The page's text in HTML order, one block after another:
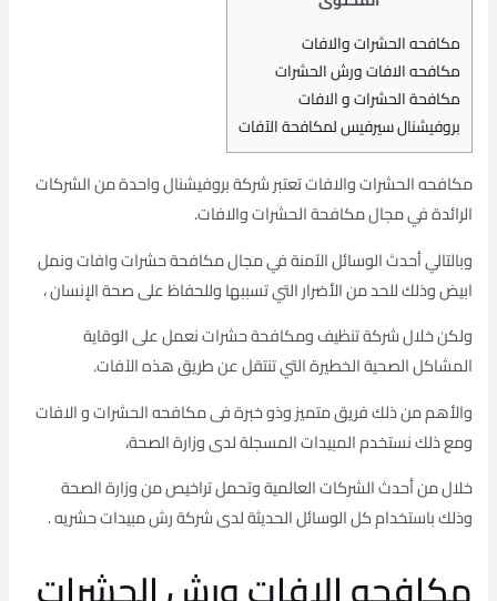
مكافحه الحشرات والافات
مكافحه الافات ورش الحشرات
مكافحة الحشرات و الافات
بروفيشنال سيرفيس لمكافحة الآفات
مكافحه الحشرات والافات تعتبر شركة بروفيشنال واحدة من الشركات
الرائدة في مجال مكافحة الحشرات والافات.
وبالتالي أحدث الوسائل الآمنة في مجال مكافحة حشرات وافات ونمل
ابيض وذلك للحد من الأضرار التي تسببها وللحفاظ على صحة الإنسان ،
ولكن خلال شركة تنظيف ومكافحة حشرات نعمل على الوقاية
المشاكل الصحية الخطيرة التي تنتقل عن طريق هذه الآفات.
والأهم من ذلك فريق متميز وذو خبرة فى مكافحه الحشرات و الافات
ومع ذلك نستخدم المبيدات المسجلة لدى وزارة الصحة،
خلال من أحدث الشركات العالمية وتحمل تراخيص من وزارة الصحة
وذلك باستخدام كل الوسائل الحديثة لدى شركة رش مبيدات حشريه .